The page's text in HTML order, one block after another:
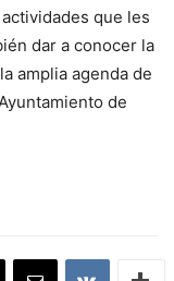
que les
dar a conocer la
amplia agenda de
de